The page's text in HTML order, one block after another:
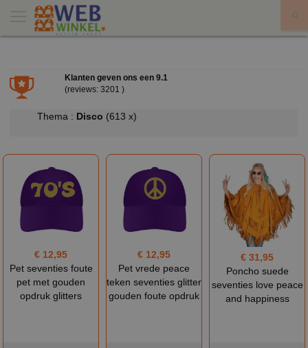
Klanten geven ons een 9.1
(reviews: 3201 )
Thema : Disco (613 x)
€ 12,95
Pet seventies foute
pet met gouden
opdruk glitters
€ 12,95
Pet vrede peace
teken seventies glitter
gouden foute opdruk
€ 31,95
Poncho suede
seventies love peace
and happiness